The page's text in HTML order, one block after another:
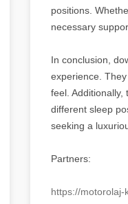
positions.
necessary
In conclusion,
experience.
feel.
different sleep
seeking a
Partners:
https://motorolaj-